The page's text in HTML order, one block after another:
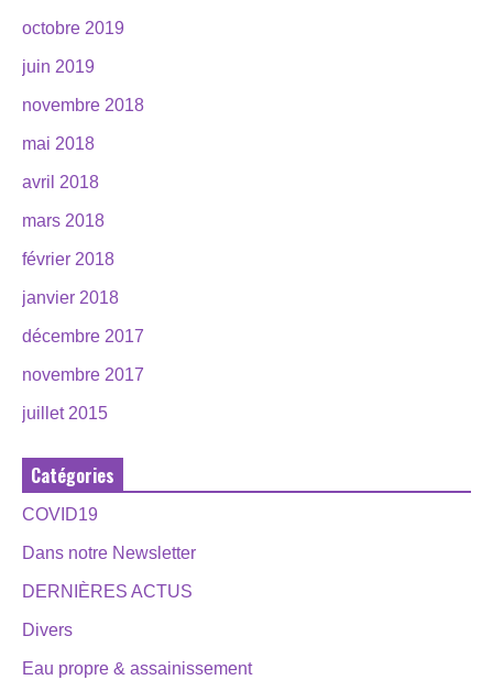
octobre 2019
juin 2019
novembre 2018
mai 2018
avril 2018
mars 2018
février 2018
janvier 2018
décembre 2017
novembre 2017
juillet 2015
Catégories
COVID19
Dans notre Newsletter
DERNIÈRES ACTUS
Divers
Eau propre & assainissement